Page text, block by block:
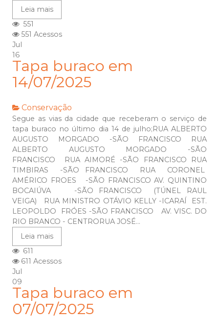
Leia mais
551
551 Acessos
Jul
16
Tapa buraco em
14/07/2025
Conservação
Segue as vias da cidade que receberam o serviço de
tapa buraco no último dia 14 de julho;RUA ALBERTO
AUGUSTO MORGADO -SÃO FRANCISCO RUA
ALBERTO AUGUSTO MORGADO -SÃO
FRANCISCO RUA AIMORÉ -SÃO FRANCISCO RUA
TIMBIRAS -SÃO FRANCISCO RUA CORONEL
AMÉRICO FROES -SÃO FRANCISCO AV. QUINTINO
BOCAIÚVA -SÃO FRANCISCO (TÚNEL RAUL
VEIGA) RUA MINISTRO OTÁVIO KELLY -ICARAÍ EST.
LEOPOLDO FRÓES -SÃO FRANCISCO AV. VISC. DO
RIO BRANCO - CENTRORUA JOSÉ...
Leia mais
611
611 Acessos
Jul
09
Tapa buraco em
07/07/2025